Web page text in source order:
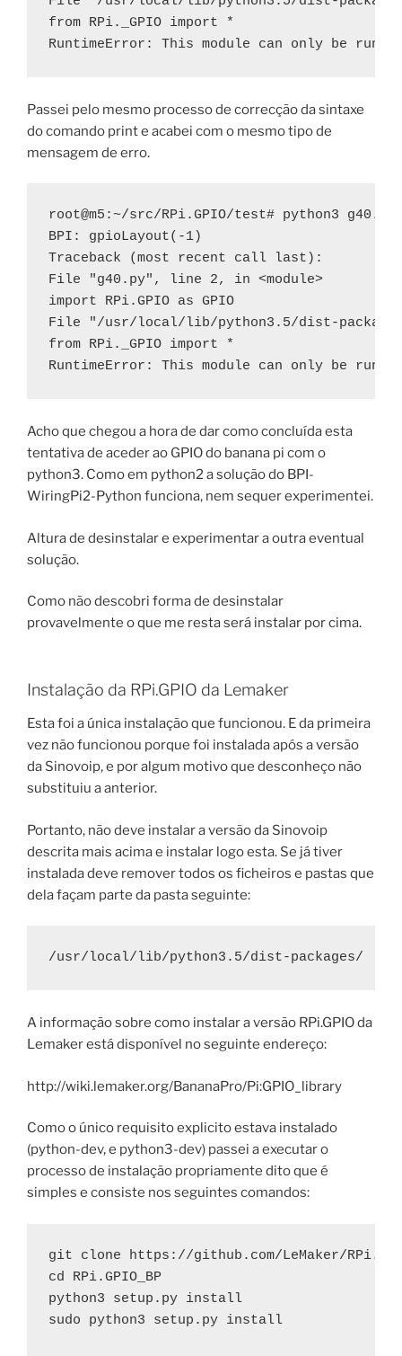
from RPi._GPIO import *
RuntimeError: This module can only be run
Passei pelo mesmo processo de correcção da sintaxe
do comando print e acabei com o mesmo tipo de
mensagem de erro.
root@m5:~/src/RPi.GPIO/test# python3 g40.py
BPI: gpioLayout(-1)
Traceback (most recent call last):
File "g40.py", line 2, in <module>
import RPi.GPIO as GPIO
File "/usr/local/lib/python3.5/dist-
from RPi._GPIO import *
RuntimeError: This module can only be run
Acho que chegou a hora de dar como concluída esta
tentativa de aceder ao GPIO do banana pi com o
python3. Como em python2 a solução do BPI-
WiringPi2-Python funciona, nem sequer experimentei.
Altura de desinstalar e experimentar a outra eventual
solução.
Como não descobri forma de desinstalar
provavelmente o que me resta será instalar por cima.
Instalação da RPi.GPIO da Lemaker
Esta foi a única instalação que funcionou. E da primeira
vez não funcionou porque foi instalada após a versão
da Sinovoip, e por algum motivo que desconheço não
substituiu a anterior.
Portanto, não deve instalar a versão da Sinovoip
descrita mais acima e instalar logo esta. Se já tiver
instalada deve remover todos os ficheiros e pastas que
dela façam parte da pasta seguinte:
/usr/local/lib/python3.5/dist-packages/
A informação sobre como instalar a versão RPi.GPIO da
Lemaker está disponível no seguinte endereço:
http://wiki.lemaker.org/BananaPro/Pi:GPIO_library
Como o único requisito explicito estava instalado
(python-dev, e python3-dev) passei a executar o
processo de instalação propriamente dito que é
simples e consiste nos seguintes comandos:
git clone https://github.com/LeMaker/
cd RPi.GPIO_BP
python3 setup.py install
sudo python3 setup.py install